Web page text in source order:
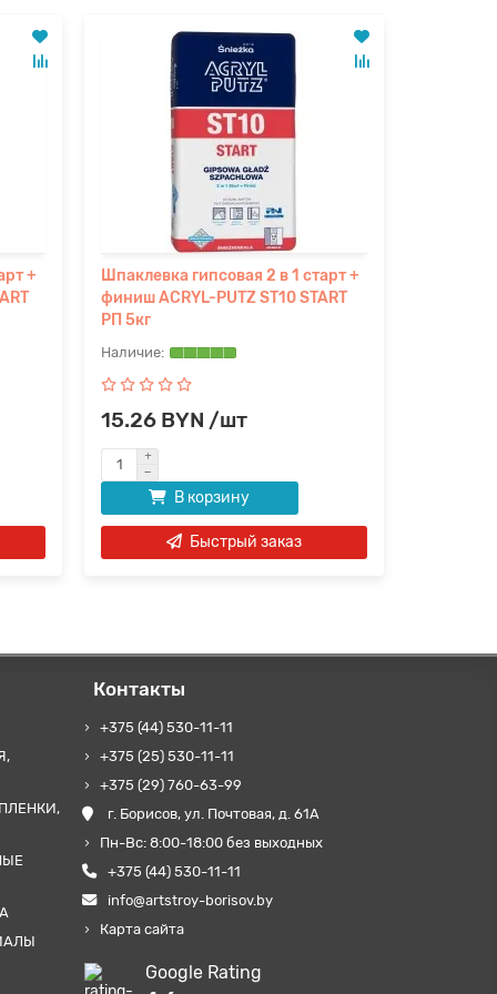
+
Шпаклевка гипсовая 2 в 1 старт +
финиш ACRYL-PUTZ ST10 START
РП 5кг
15.26 BYN /шт
В корзину
Быстрый заказ
Контакты
+375 (44) 530-11-11
+375 (25) 530-11-11
+375 (29) 760-63-99
г. Борисов, ул. Почтовая, д. 61А
Пн-Вс: 8:00-18:00 без выходных
+375 (44) 530-11-11
info@artstroy-borisov.by
Карта сайта
Google Rating